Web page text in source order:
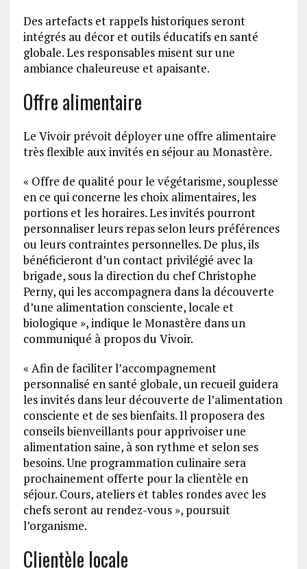
Des artefacts et rappels historiques seront
intégrés au décor et outils éducatifs en santé
globale. Les responsables misent sur une
ambiance chaleureuse et apaisante.
Offre alimentaire
Le Vivoir prévoit déployer une offre alimentaire
très flexible aux invités en séjour au Monastère.
« Offre de qualité pour le végétarisme, souplesse
en ce qui concerne les choix alimentaires, les
portions et les horaires. Les invités pourront
personnaliser leurs repas selon leurs préférences
ou leurs contraintes personnelles. De plus, ils
bénéficieront d’un contact privilégié avec la
brigade, sous la direction du chef Christophe
Perny, qui les accompagnera dans la découverte
d’une alimentation consciente, locale et
biologique », indique le Monastère dans un
communiqué à propos du Vivoir.
« Afin de faciliter l’accompagnement
personnalisé en santé globale, un recueil guidera
les invités dans leur découverte de l’alimentation
consciente et de ses bienfaits. Il proposera des
conseils bienveillants pour apprivoiser une
alimentation saine, à son rythme et selon ses
besoins. Une programmation culinaire sera
prochainement offerte pour la clientèle en
séjour. Cours, ateliers et tables rondes avec les
chefs seront au rendez-vous », poursuit
l’organisme.
Clientèle locale